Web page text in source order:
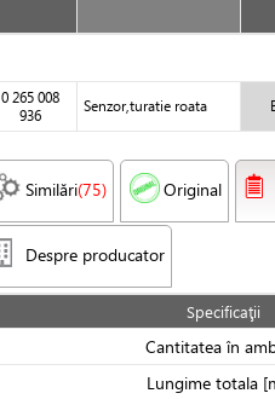
0 265 008
936
Senzor,turatie roata
Similări(75) Original
Despre producator
Specificaţii
Cantitatea în
Lungime totala